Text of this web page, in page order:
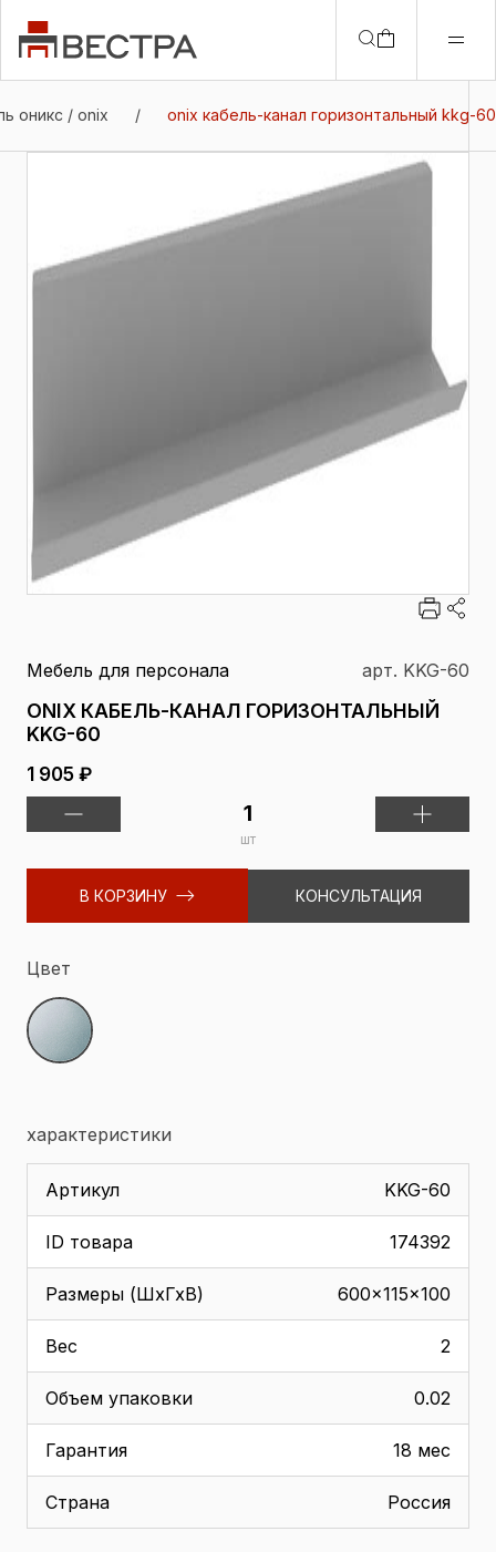
оникс / onix / onix кабель-канал горизонтальный kkg-60
Мебель для персонала арт. KKG-60
ONIX КАБЕЛЬ-КАНАЛ ГОРИЗОНТАЛЬНЫЙ
KKG-60
1 905 ₽
шт
В КОРЗИНУ КОНСУЛЬТАЦИЯ
Цвет
характеристики
Артикул KKG-60
ID товара 174392
Размеры (ШхГхВ) 600x115x100
Вес 2
Объем упаковки 0.02
Гарантия 18 мес
Страна Россия